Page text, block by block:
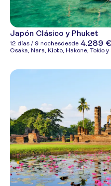
Japón Clásico y Phuket
12 días / 9 nochesdesde 4.289
Osaka, Nara, Kioto, Hakone, Tokio y